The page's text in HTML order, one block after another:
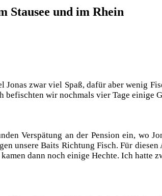
Stausee und im Rhein
zwar viel Spaß, dafür aber wenig
befisch­ten wir noch­mals vier Tage eini­ge
Ver­spä­tung an der Pen­si­on ein, wo
unse­re Baits Rich­tung Fisch. Für
dann noch eini­ge Hech­te. Ich hat­te